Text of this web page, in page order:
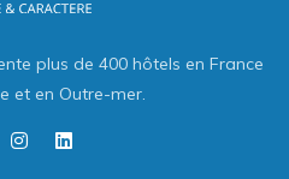
plus de 400 hôtels en France
et en Outre-mer.